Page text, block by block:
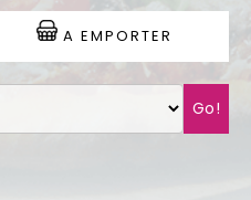
A EMPORTER
Go!